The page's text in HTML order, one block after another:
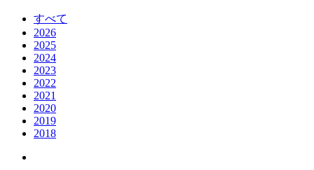
すべて
2026
2025
2024
2023
2022
2021
2020
2019
2018